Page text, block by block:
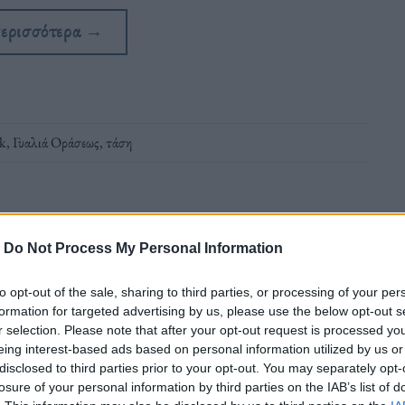
Do Not Process My Personal Information
opt-out of the sale, sharing to third parties, or processing of your
for targeted advertising by us, please use the below opt-out
selection. Please note that after your opt-out request is processed
interest-based ads based on personal information utilized by us
to third parties prior to your opt-out. You may separately
of your personal information by third parties on the IAB’s list of
→
, Γυαλιά Οράσεως,τάση
αλλά όχι φακούς επαφής
σημαντικό ρόλο των ματιών ως εισόδου